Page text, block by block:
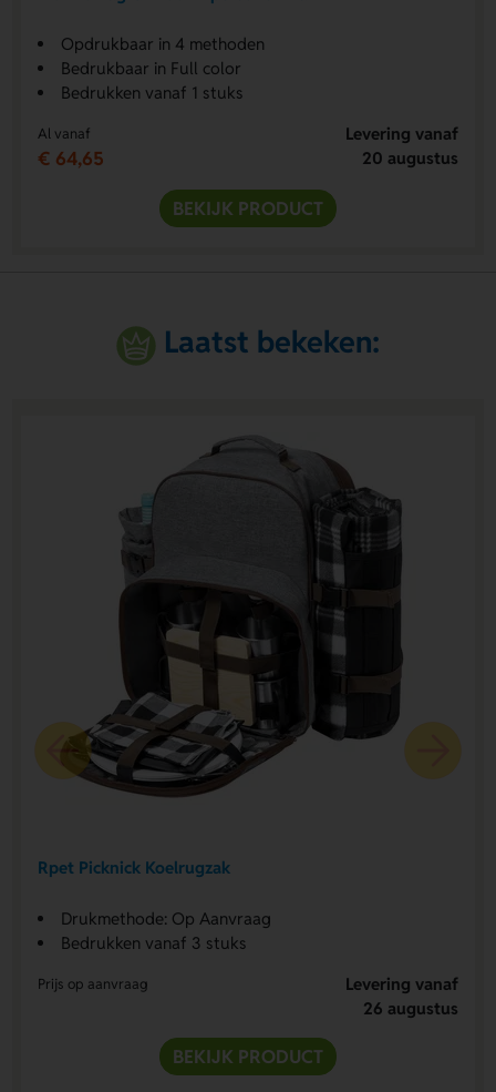
Opdrukbaar in 4 methoden
Bedrukbaar in Full color
Bedrukken vanaf 1 stuks
Al vanaf
€ 64,65
Levering vanaf
20 augustus
BEKIJK PRODUCT
Laatst bekeken:
Rpet Picknick Koelrugzak
Drukmethode: Op Aanvraag
Bedrukken vanaf 3 stuks
Prijs op aanvraag
Levering vanaf
26 augustus
BEKIJK PRODUCT